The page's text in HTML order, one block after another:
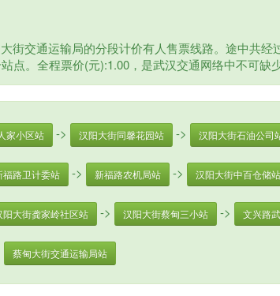
街交通运输局的分段计价有人售票线路。途中共
。全程票价(元):1.00，是武汉交通网络中不可缺少
家小区站 -> 汉阳大街同馨花园站 -> 汉阳大街石油公司
福路卫计委站 -> 新福路农机局站 -> 汉阳大街中百仓储站
阳大街龚家岭社区站 -> 汉阳大街蔡甸三小站 -> 文兴路
蔡甸大街交通运输局站